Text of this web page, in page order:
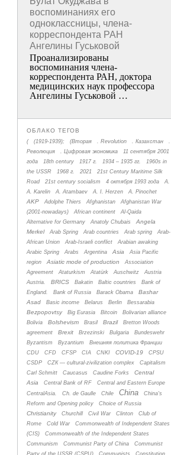
воспоминаниях его
одноклассницы, члена-
корреспондента РАН
Ангелины Гуськовой
Проанализированы
воспоминания члена­
корреспондента РАН, доктора
медицинских наук профессора
Ангелины Гуськовой …
ОБЛАКО ТЕГОВ
( (1919-1939); (Вторая . Revolution . Казахстан
.
Революция
. Цифровая экономика
11 сентября 2001
года
18th century 1917 г. 1934 – 1935 гг.
1960s in
the USSR
1968 г. 2021
21st Century Maritime Silk
Road
21st century socialism 4 октября 1993 года
A.
A. Karelin
A. Atambaev A. I. Herzen A. Pinochet
AKP Adolphe Thiers Afghanistan
Afghanistan War
(2001-nowadays)
African continent
Al-Qaida
Alternative for Germany
Anatoly Chubais
Angela
Merkel
Arab Spring Arab countries Arab spring
Arab-
African Union
Arab-Israeli conflict
Arabian awaking
Arabic Spring
Arabs Argentina Asia
Asia Pacific
region
Asiatic mode of production
Association
Agreement
Ataturkism Atatürk Auschwitz
Austria
Austria.
BRICS Bakatin Baltic countries
Bank of
England.
Bank of Russia Barack Obama
Bashar
Asad
Basic income Belarus Berlin Bessarabia
Bezpopovtsy Big Eurasia Bitcoin
Bolivarian alliance
Bolivia
Bolshevism Brasil Brazil
Bretton Woods
agreement
Brexit Brzezinski Bulgaria
Bundeswehr
Byzantism
Byzantium
Bнешняя политика Франции
CDU
CFD CFSP CIA CNKI COVID-19
CPSU
CSDP
CZК — cultural-zivilization complex
Capitalism
Carl Schmitt
Caucasus Caudine Forks
Central
Asia
Central Bank of RF
Central and Eastern Europe
CentralAsia.
Ch. de Gaulle Chile China
China's
Reform and Opening policy
Choice of Russia
Christianity Churchill Civil War Clinton
Club of
Rome
Cold War
Commonwealth of Independent States
(CIS)
Commonwealth of the Independent States
Communism
Communist Party of China
Communist